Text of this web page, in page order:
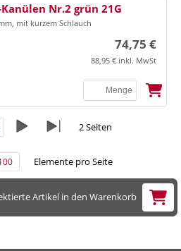
Nr.2 grün 21G
mit kurzem Schlauch
74,75 €
88,95 € inkl. MwSt
2 Seiten
Elemente pro Seite
Artikel in den Warenkorb